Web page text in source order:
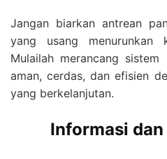
Jangan biarkan antrean
yang usang menurunkan
Mulailah merancang
aman, cerdas, dan efisien
yang berkelanjutan.
Informasi dan